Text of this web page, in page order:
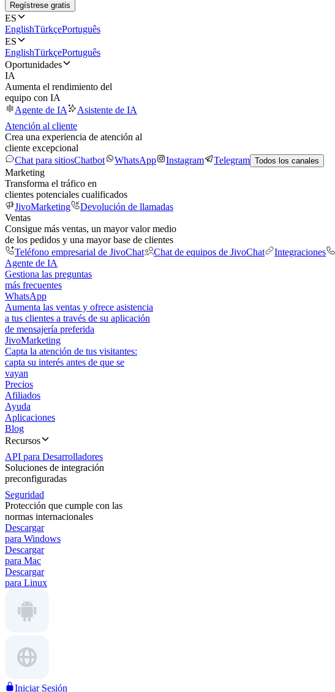
Regístrese gratis
ES
EnglishTürkçePortuguês
ES
EnglishTürkçePortuguês
Oportunidades
IA
Aumenta el rendimiento del
equipo con IA
Agente de IA
Asistente de IA
Atención al cliente
Crea una experiencia de atención al
cliente excepcional
Chat para sitiosChatbot WhatsApp Instagram Telegram Todos los canales
Marketing
Transforma el tráfico en
clientes potenciales cualificados
JivoMarketing
Devolución de llamadas
Ventas
Consigue más ventas, un mayor valor medio
de los pedidos y una mayor base de clientes
Teléfono empresarial de JivoChat
Chat de equipos de JivoChat Integraciones
Agente de IA
Gestiona las preguntas
más frecuentes
WhatsApp
Aumenta las ventas y ofrece asistencia
a tus clientes a través de su aplicación
de mensajería preferida
JivoMarketing
Capta la atención de tus visitantes:
capta su interés antes de que se
vayan
Precios
Afiliados
Ayuda
Aplicaciones
Blog
Recursos
API para Desarrolladores
Soluciones de integración
preconfiguradas
Seguridad
Protección que cumple con las
normas internacionales
Descargar
para Windows
Descargar
para Mac
Descargar
para Linux
Iniciar Sesión